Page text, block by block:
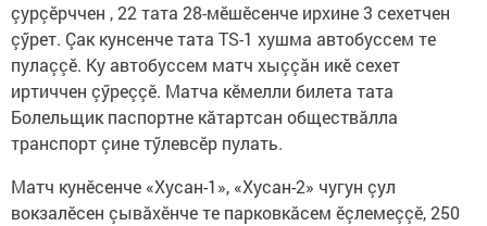
çурçӗрччен , 22 тата 28-мӗшӗсенче ирхине 3 сехетчен
çӳрет. Çак кунсенче тата TS-1 хушма автобуссем те
пулаççӗ. Ку автобуссем матч хыççăн икӗ сехет
иртиччен çӳреççӗ. Матча кӗмелли билета тата
Болельщик паспортне кăтартсан обществăлла
транспорт çине тӳлевсӗр пулать.
Матч кунӗсенче «Хусан-1», «Хусан-2» чугун çул
вокзалӗсен çывăхӗнче те парковкăсем ӗçлемеççӗ, 250